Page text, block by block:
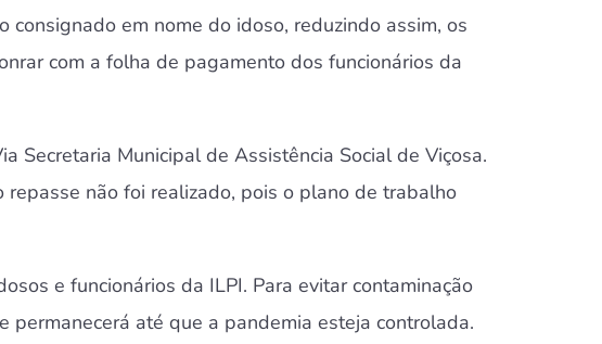
em nome do idoso, reduzindo assim, os
com a folha de pagamento dos funcionários da
Secretaria Municipal de Assistência Social de Viçosa.
repasse não foi realizado, pois o plano de trabalho
e funcionários da ILPI. Para evitar contaminação
até que a pandemia esteja controlada.